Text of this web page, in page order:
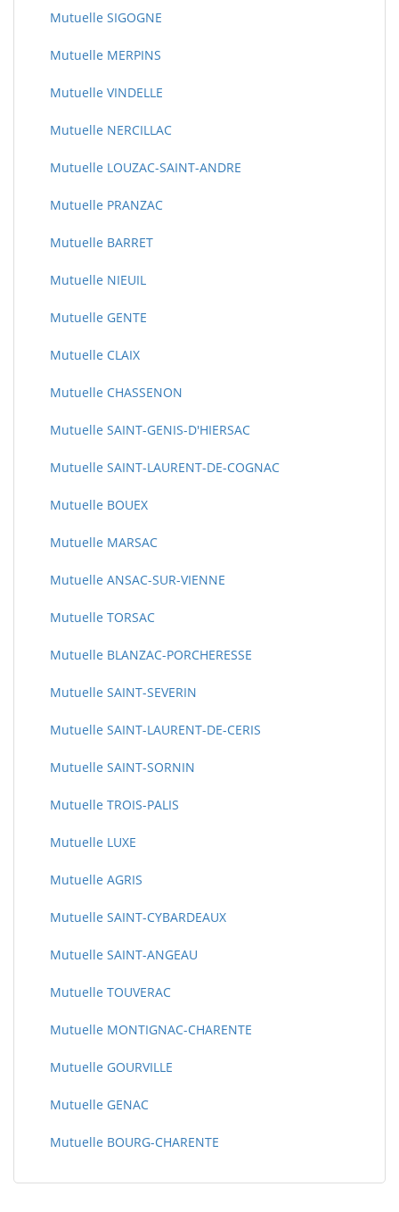
Mutuelle SIGOGNE
Mutuelle MERPINS
Mutuelle VINDELLE
Mutuelle NERCILLAC
Mutuelle LOUZAC-SAINT-ANDRE
Mutuelle PRANZAC
Mutuelle BARRET
Mutuelle NIEUIL
Mutuelle GENTE
Mutuelle CLAIX
Mutuelle CHASSENON
Mutuelle SAINT-GENIS-D'HIERSAC
Mutuelle SAINT-LAURENT-DE-COGNAC
Mutuelle BOUEX
Mutuelle MARSAC
Mutuelle ANSAC-SUR-VIENNE
Mutuelle TORSAC
Mutuelle BLANZAC-PORCHERESSE
Mutuelle SAINT-SEVERIN
Mutuelle SAINT-LAURENT-DE-CERIS
Mutuelle SAINT-SORNIN
Mutuelle TROIS-PALIS
Mutuelle LUXE
Mutuelle AGRIS
Mutuelle SAINT-CYBARDEAUX
Mutuelle SAINT-ANGEAU
Mutuelle TOUVERAC
Mutuelle MONTIGNAC-CHARENTE
Mutuelle GOURVILLE
Mutuelle GENAC
Mutuelle BOURG-CHARENTE